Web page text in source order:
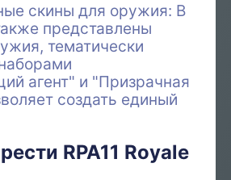
скины для оружия: В
представлены
тематически
агент" и "Призрачная
создать единый
RPA11 Royale